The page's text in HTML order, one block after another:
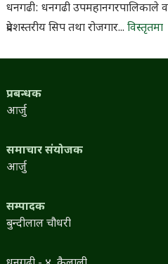
धनगढी: धनगढी उपमहानगरपालिकाले
प्रदेशस्तरीय सिप तथा रोजगार... विस्तृतमा
प्रबन्धक
आर्जु
समाचार संयोजक
आर्जु
सम्पादक
बुन्दीलाल चौधरी